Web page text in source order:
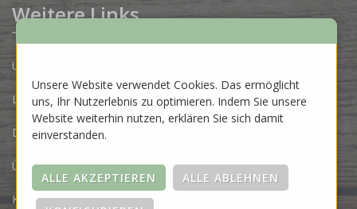
Weitere Links
Unsere Produzenten
Lose Ware Konzept
Dein Eigenlabel
Über uns
Kontakt
Unsere Website verwendet Cookies. Das ermöglicht
uns, Ihr Nutzerlebnis zu optimieren. Indem Sie unsere
Website weiterhin nutzen, erklären Sie sich damit
einverstanden.